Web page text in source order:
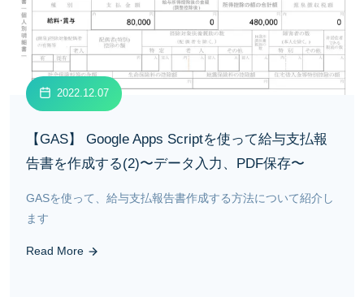
2022.12.07
【GAS】 Google Apps Scriptを使って給与支払報
告書を作成する(2)〜データ入力、PDF保存〜
GASを使って、給与支払報告書作成する方法について紹介し
ます
Read More